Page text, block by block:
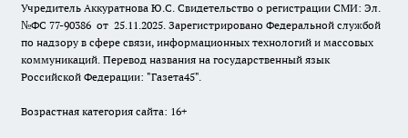
Учредитель Аккуратнова Ю.С. Свидетельство о регистрации СМИ: Эл.
№ФС 77-90386 от 25.11.2025. Зарегистрировано Федеральной службой
по надзору в сфере связи, информационных технологий и массовых
коммуникаций. Перевод названия на государственный язык
Российской Федерации: "Газета45".
Возрастная категория сайта: 16+